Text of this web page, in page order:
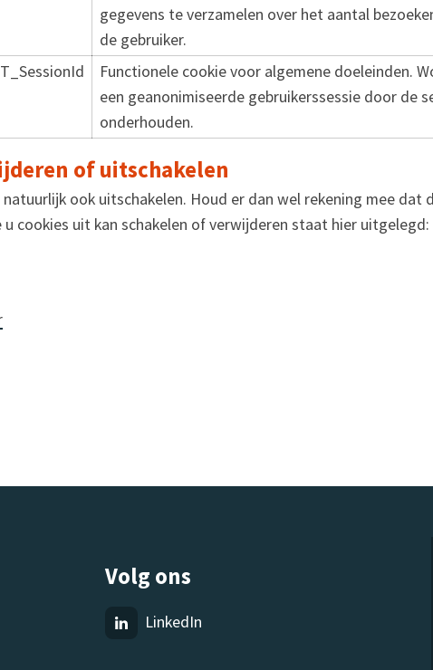
gegevens te verzamelen over het aantal
de gebruiker.
Functionele cookie voor algemene doeleinden.
een geanonimiseerde gebruikerssessie door de
onderhouden.
of uitschakelen
natuurlijk ook uitschakelen. Houd er dan wel rekening mee dat
cookies uit kan schakelen of verwijderen staat hier uitgelegd:
Volg ons
LinkedIn